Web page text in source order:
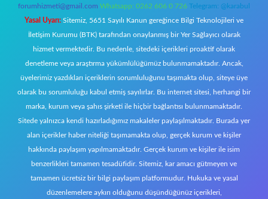
forumhizmeti@gmail.com Whatsapp: 0262 606 0 726 Telegram: @karabul
Yasal Uyarı: Sitemiz, 5651 Sayılı Kanun gereğince Bilgi Teknolojileri ve
İletişim Kurumu (BTK) tarafından onaylanmış bir Yer Sağlayıcı olarak
hizmet vermektedir. Bu nedenle, sitedeki içerikleri proaktif olarak
denetleme veya araştırma yükümlülüğümüz bulunmamaktadır. Ancak,
üyelerimiz yazdıkları içeriklerin sorumluluğunu taşımakta olup, siteye üye
olarak bu sorumluluğu kabul etmiş sayılırlar. Bu internet sitesi, herhangi bir
marka, kurum veya şahıs şirketi ile hiçbir bağlantısı bulunmamaktadır.
Sitede yalnızca kendi hazırladığımız makaleler paylaşılmaktadır. Burada yer
alan içerikler haber niteliği taşımamakta olup, gerçek kurum ve kişiler
hakkında paylaşım yapılmamaktadır. Gerçek kurum ve kişiler ile isim
benzerlikleri tamamen tesadüfidir. Sitemiz, kar amacı gütmeyen ve
tamamen ücretsiz bir bilgi paylaşım platformudur. Hukuka ve yasal
düzenlemelere aykırı olduğunu düşündüğünüz içerikleri,